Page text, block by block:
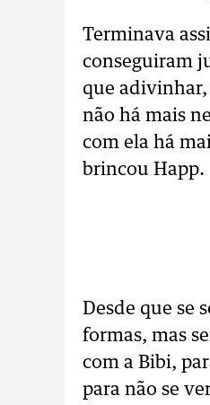
Terminava
conseguiram
que
não há mais
com ela há
brincou Happ.
Desde que se
formas, mas
com a Bibi,
para não se